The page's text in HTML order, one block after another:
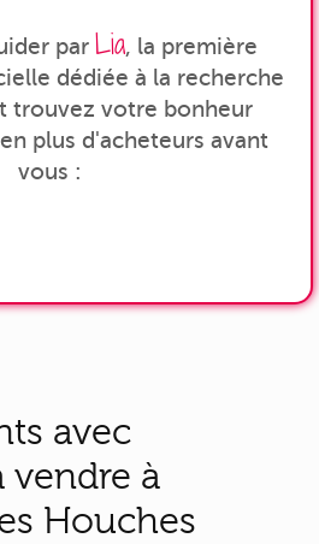
par Lia, la première
dédiée à la recherche
trouvez votre bonheur
plus d'acheteurs avant
vous :
avec
vendre à
Houches